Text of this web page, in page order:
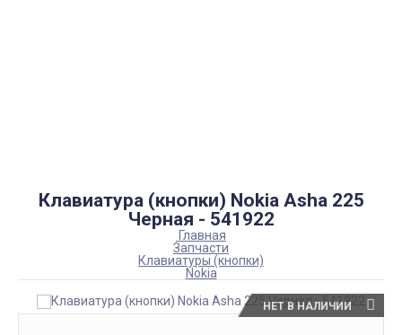
Клавиатура (кнопки) Nokia Asha 225
Черная - 541922
Главная
Запчасти
Клавиатуры (кнопки)
Nokia
НЕТ В НАЛИЧИИ